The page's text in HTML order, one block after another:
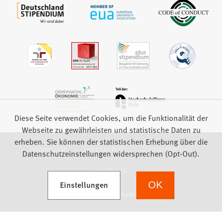
Impressum Datenschutz
Barrierefreiheit
Feedback
Diese Seite verwendet Cookies, um die Funktionalität der
Webseite zu gewährleisten und statistische Daten zu
erheben. Sie können der statistischen Erhebung über die
Datenschutzeinstellungen widersprechen (Opt-Out).
Einstellungen
(Öffnet in einem neuen Tab) OK